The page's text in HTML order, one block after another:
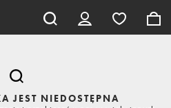
JEST NIEDOSTĘPNA